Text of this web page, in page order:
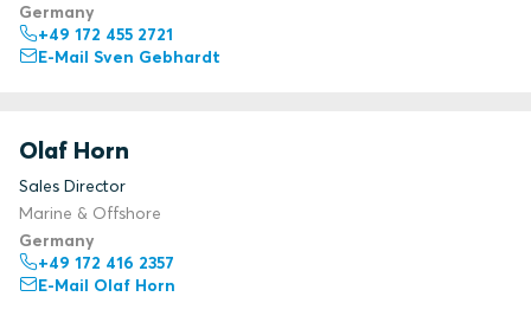
Germany
+49 172 455 2721
E-Mail Sven Gebhardt
Olaf Horn
Sales Director
Marine & Offshore
Germany
+49 172 416 2357
E-Mail Olaf Horn